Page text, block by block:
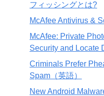
フィッシングとは?
McAfee Antivirus &
McAfee: Private
Security and Locate
Criminals Prefer
Spam（英語）
New Android